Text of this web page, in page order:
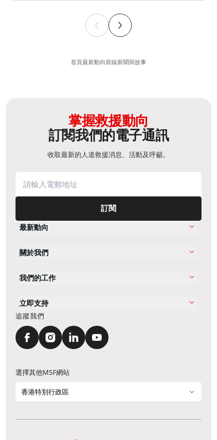
首頁最新動向前線新聞與故事
掌握救援動向
訂閱我們的電子通訊
收取最新的人道救援消息、活動及呼籲。
訂閱
最新動向
關於我們
我們的工作
立即支持
追蹤我們
選擇其他MSF網站
香港特別行政區